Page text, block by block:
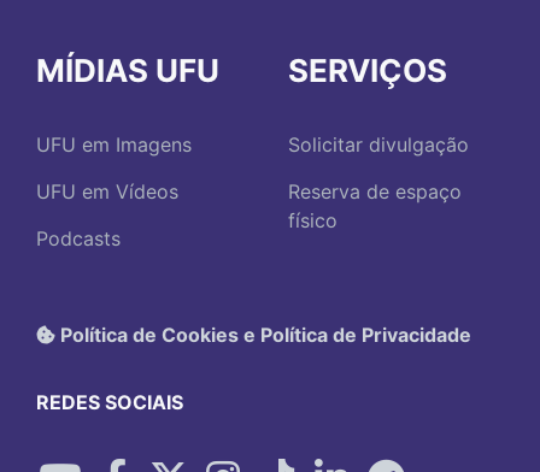
MÍDIAS UFU
UFU em Imagens
UFU em Vídeos
Podcasts
SERVIÇOS
Solicitar divulgação
Reserva de espaço
físico
Política de Cookies e Política de Privacidade
REDES SOCIAIS